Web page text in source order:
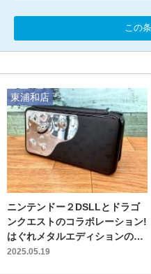
この
ニンテンドー２DSLLとドラゴ
ンクエストのコラボレーション!
はぐれメタルエディションのご
紹介です!!
2025.05.19
東浦和店